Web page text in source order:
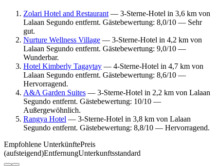
Zolari Hotel and Restaurant — 3-Sterne-Hotel in 3,6 km von
Lalaan Segundo entfernt. Gästebewertung: 8,0/10 — Sehr
gut.
Nurture Wellness Village — 3-Sterne-Hotel in 4,2 km von
Lalaan Segundo entfernt. Gästebewertung: 9,0/10 —
Wunderbar.
Hotel Kimberly Tagaytay — 4-Sterne-Hotel in 4,7 km von
Lalaan Segundo entfernt. Gästebewertung: 8,6/10 —
Hervorragend.
A&A Garden Suites — 3-Sterne-Hotel in 2,2 km von Lalaan
Segundo entfernt. Gästebewertung: 10/10 —
Außergewöhnlich.
Rangya Hotel — 3-Sterne-Hotel in 3,8 km von Lalaan
Segundo entfernt. Gästebewertung: 8,8/10 — Hervorragend.
Empfohlene UnterkünftePreis
(aufsteigend)EntfernungUnterkunftsstandard